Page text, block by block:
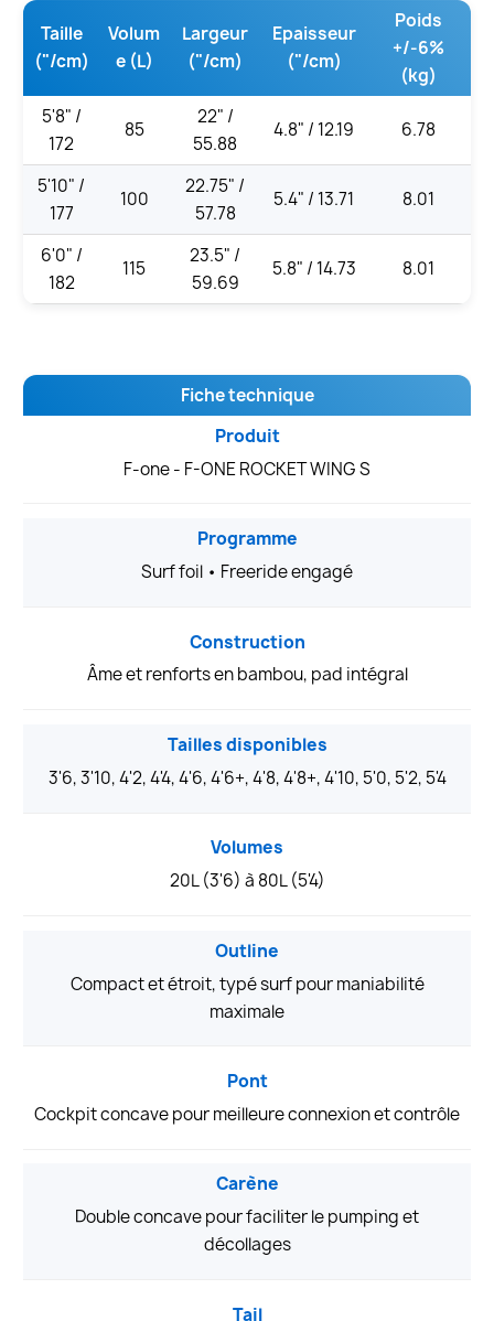
Taille
("/cm)
Volum
e (L)
Largeur
("/cm)
Epaisseur
("/cm)
Poids
+/-6%
(kg)
5'8" /
172
85
22" /
55.88
4.8" / 12.19 6.78
5'10" /
177
100
22.75" /
57.78
5.4" / 13.71 8.01
6'0" /
182
115
23.5" /
59.69
5.8" / 14.73 8.01
Fiche technique
Produit
F-one - F-ONE ROCKET WING S
Programme
Surf foil • Freeride engagé
Construction
Âme et renforts en bambou, pad intégral
Tailles disponibles
3'6, 3'10, 4'2, 4'4, 4'6, 4'6+, 4'8, 4'8+, 4'10, 5'0, 5'2, 5'4
Volumes
20L (3'6) à 80L (5'4)
Outline
Compact et étroit, typé surf pour maniabilité
maximale
Pont
Cockpit concave pour meilleure connexion et contrôle
Carène
Double concave pour faciliter le pumping et
décollages
Tail